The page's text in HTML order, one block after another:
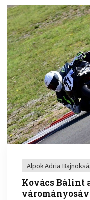
Alpok Adria
Kovács Bálint